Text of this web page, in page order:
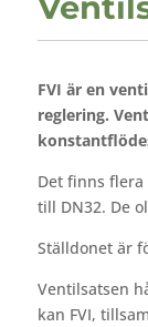
FVI är en
reglering.
Det finns flera
till DN32. De
Ställdonet är
Ventilsatsen
kan FVI,